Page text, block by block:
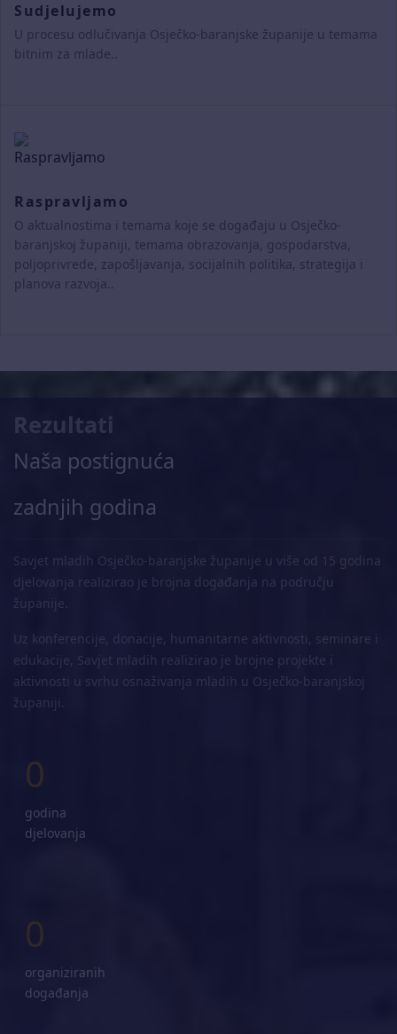
Sudjelujemo
U procesu odlučivanja Osječko-baranjske županije u temama
bitnim za mlade..
Raspravljamo
O aktualnostima i temama koje se događaju u Osječko-
baranjskoj županiji, temama obrazovanja, gospodarstva,
poljoprivrede, zapošljavanja, socijalnih politika, strategija i
planova razvoja..
Rezultati
Naša postignuća
zadnjih godina
Savjet mladih Osječko-baranjske županije u više od 15 godina
djelovanja realizirao je brojna događanja na području
županije.
Uz konferencije, donacije, humanitarne aktivnosti, seminare i
edukacije, Savjet mladih realizirao je brojne projekte i
aktivnosti u svrhu osnaživanja mladih u Osječko-baranjskoj
županiji.
0
godina
djelovanja
0
organiziranih
događanja